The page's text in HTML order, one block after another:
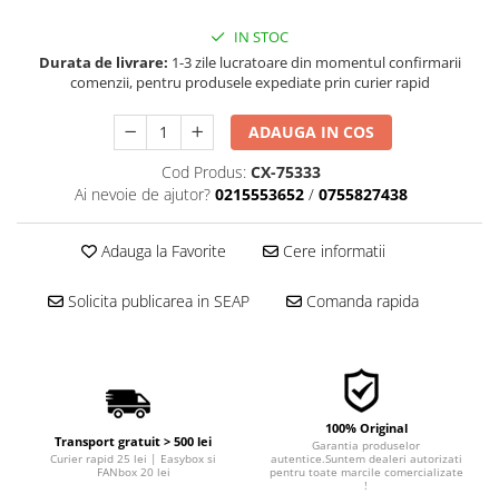
Intretinere moto
Intretinere barci
Recipiente si pulverizatoare
► Filtre auto
■ Accesorii filtre
■ Filtre ulei
■ Filtre aer
■ Filtre hidraulice
■ Filtre uscator
■ Filtre aditivi
IN STOC
Durata de livrare: 1-3 zile lucratoare din momentul confirmarii
comenzii, pentru produsele expediate prin curier rapid
ADAUGA IN COS
Cod Produs: CX-75333
Ai nevoie de ajutor? 0215553652 / 0755827438
Adauga la Favorite Cere informatii
Solicita publicarea in SEAP Comanda rapida
Transport gratuit > 500 lei
Curier rapid 25 lei | Easybox si
FANbox 20 lei
100% Original
Garantia produselor
autentice.Suntem dealeri autorizati
pentru toate marcile comercializate
!